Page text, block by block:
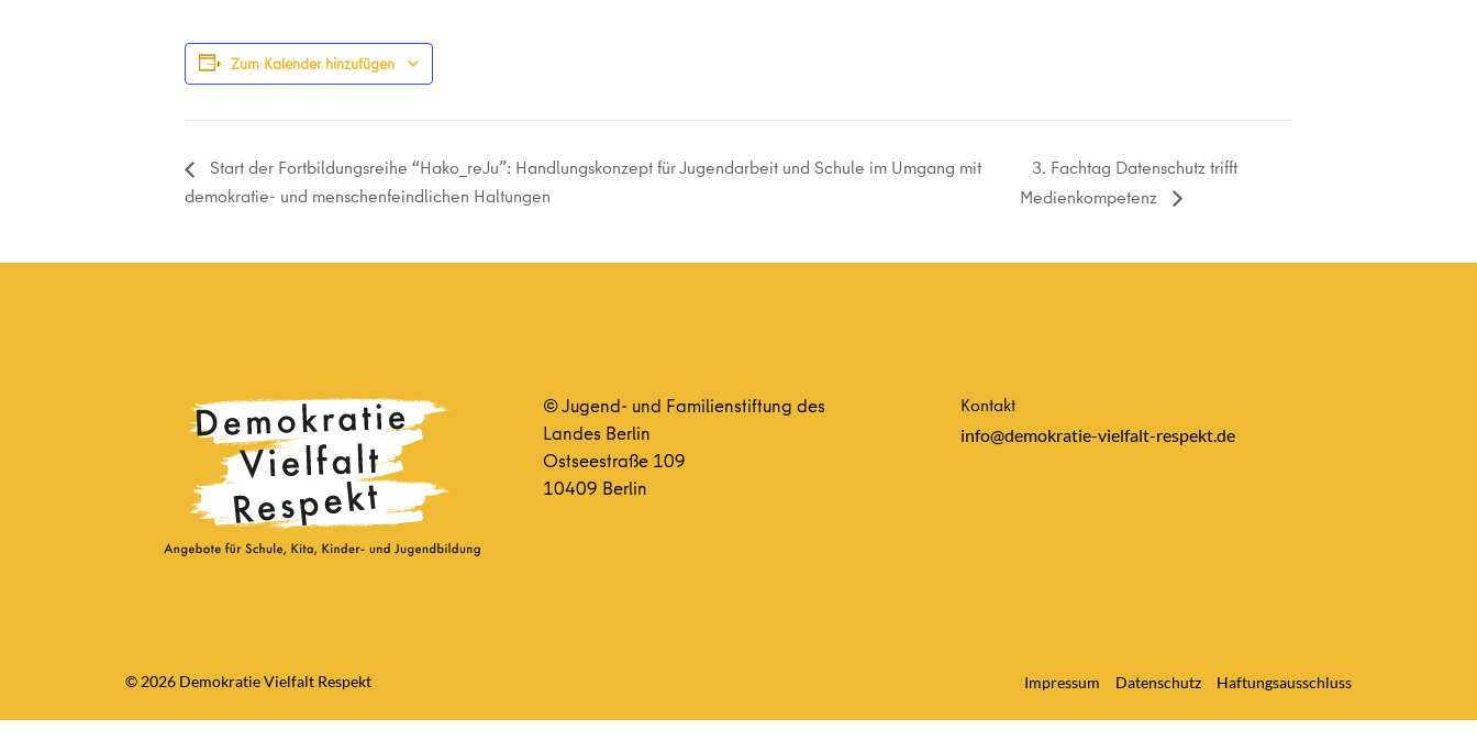
Zum Kalender hinzufügen
Start der Fortbildungsreihe “Hako_reJu”: Handlungskonzept für Jugendarbeit und Schule im Umgang mit
demokratie- und menschenfeindlichen Haltungen
3. Fachtag Datenschutz trifft
Medienkompetenz
© Jugend- und Familienstiftung des
Landes Berlin
Ostseestraße 109
10409 Berlin
Kontakt
info@demokratie-vielfalt-respekt.de
© 2026 Demokratie Vielfalt Respekt Impressum Datenschutz Haftungsausschluss